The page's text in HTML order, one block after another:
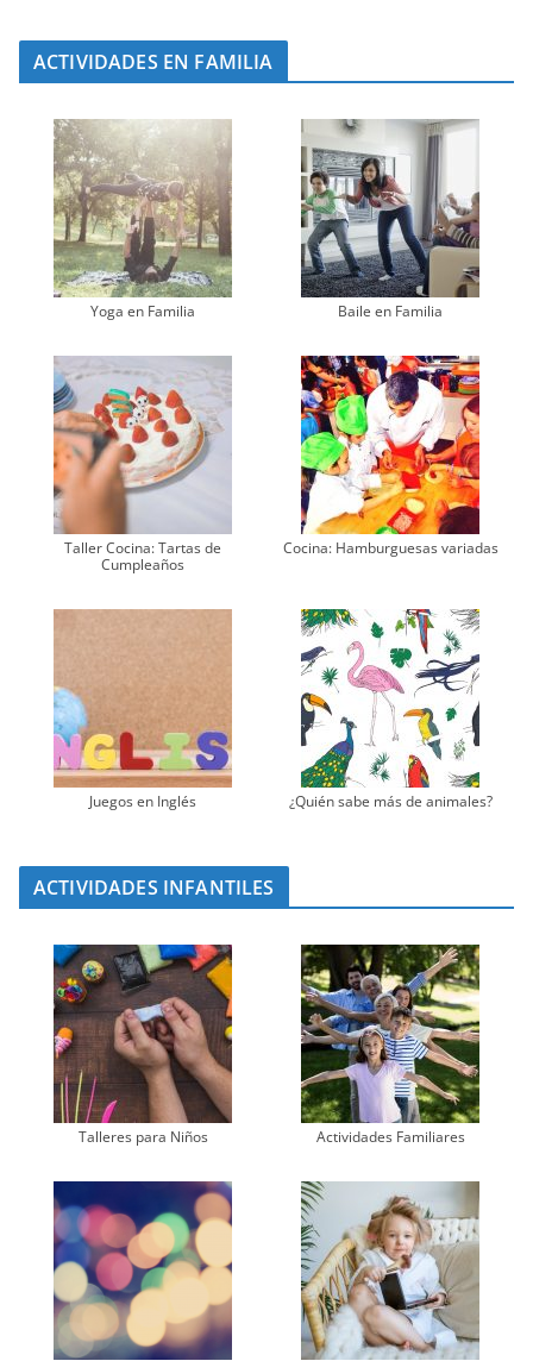
ACTIVIDADES EN FAMILIA
Yoga en Familia Baile en Familia
Taller Cocina: Tartas de
Cumpleaños
Cocina: Hamburguesas variadas
Juegos en Inglés ¿Quién sabe más de animales?
ACTIVIDADES INFANTILES
Talleres para Niños Actividades Familiares